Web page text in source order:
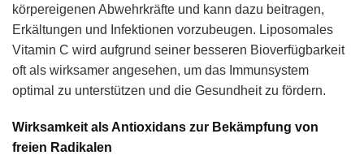
körpereigenen Abwehrkräfte und kann dazu beitragen,
Erkältungen und Infektionen vorzubeugen. Liposomales
Vitamin C wird aufgrund seiner besseren Bioverfügbarkeit
oft als wirksamer angesehen, um das Immunsystem
optimal zu unterstützen und die Gesundheit zu fördern.
Wirksamkeit als Antioxidans zur Bekämpfung von
freien Radikalen